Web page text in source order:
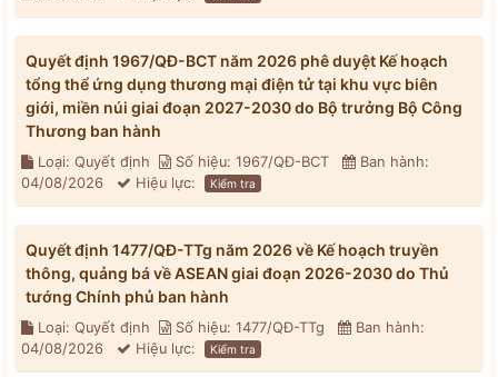
Quyết định 1967/QĐ-BCT năm 2026 phê duyệt Kế hoạch
tổng thể ứng dụng thương mại điện tử tại khu vực biên
giới, miền núi giai đoạn 2027-2030 do Bộ trưởng Bộ Công
Thương ban hành
Loại: Quyết định Số hiệu: 1967/QĐ-BCT
Ban hành:
04/08/2026
Hiệu lực: Kiểm tra
Quyết định 1477/QĐ-TTg năm 2026 về Kế hoạch truyền
thông, quảng bá về ASEAN giai đoạn 2026-2030 do Thủ
tướng Chính phủ ban hành
Loại: Quyết định Số hiệu: 1477/QĐ-TTg
Ban hành:
04/08/2026
Hiệu lực: Kiểm tra